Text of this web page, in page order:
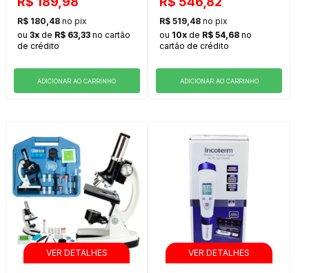
R$ 180,48 no pix
ou 3x de R$ 63,33 no cartão
de crédito
ADICIONAR AO CARRINHO
R$ 519,48 no pix
ou 10x de R$ 54,68 no
cartão de crédito
ADICIONAR AO CARRINHO